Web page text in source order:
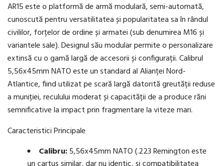
AR15 este o platformă de armă modulară, semi-automată,
cunoscută pentru versatilitatea și popularitatea sa în rândul
civililor, forțelor de ordine și armatei (sub denumirea M16 și
variantele sale). Designul său modular permite o personalizare
extinsă cu o gamă largă de accesorii și configurații. Calibrul
5,56x45mm NATO este un standard al Alianței Nord-
Atlantice, fiind utilizat pe scară largă datorită greutății reduse
a muniției, reculului moderat și capacității de a produce răni
semnificative la impact prin fragmentare la viteze mari.
Caracteristici Principale
Calibru:5,56x45mm NATO (.223 Remington este